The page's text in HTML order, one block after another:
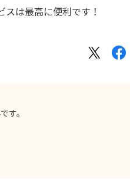
は最高に便利です！
す。